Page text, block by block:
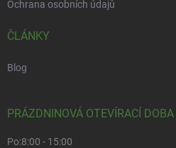
Ochrana osobních údajů
ČLÁNKY
Blog
PRÁZDNINOVÁ OTEVÍRACÍ DOBA
Po:8:00 - 15:00